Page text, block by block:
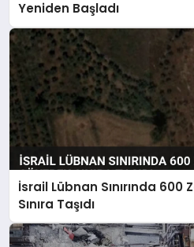
Yeniden Başladı
İsrail Lübnan Sınırında 600
Sınıra Taşıdı